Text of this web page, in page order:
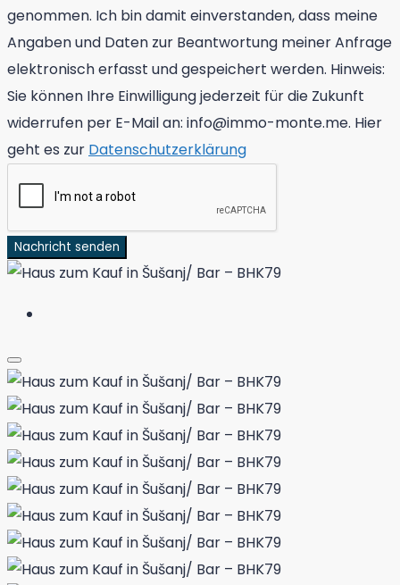
genommen. Ich bin damit einverstanden, dass meine
Angaben und Daten zur Beantwortung meiner Anfrage
elektronisch erfasst und gespeichert werden. Hinweis:
Sie können Ihre Einwilligung jederzeit für die Zukunft
widerrufen per E-Mail an: info@immo-monte.me. Hier
geht es zur Datenschutzerklärung
Nachricht senden